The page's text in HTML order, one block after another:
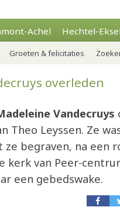
Achel Hechtel-
Groeten & felicitaties
overleden
Vandecruys
Theo Leyssen. Ze
ze begraven, na een
kerk van Peer-
een gebedswake.